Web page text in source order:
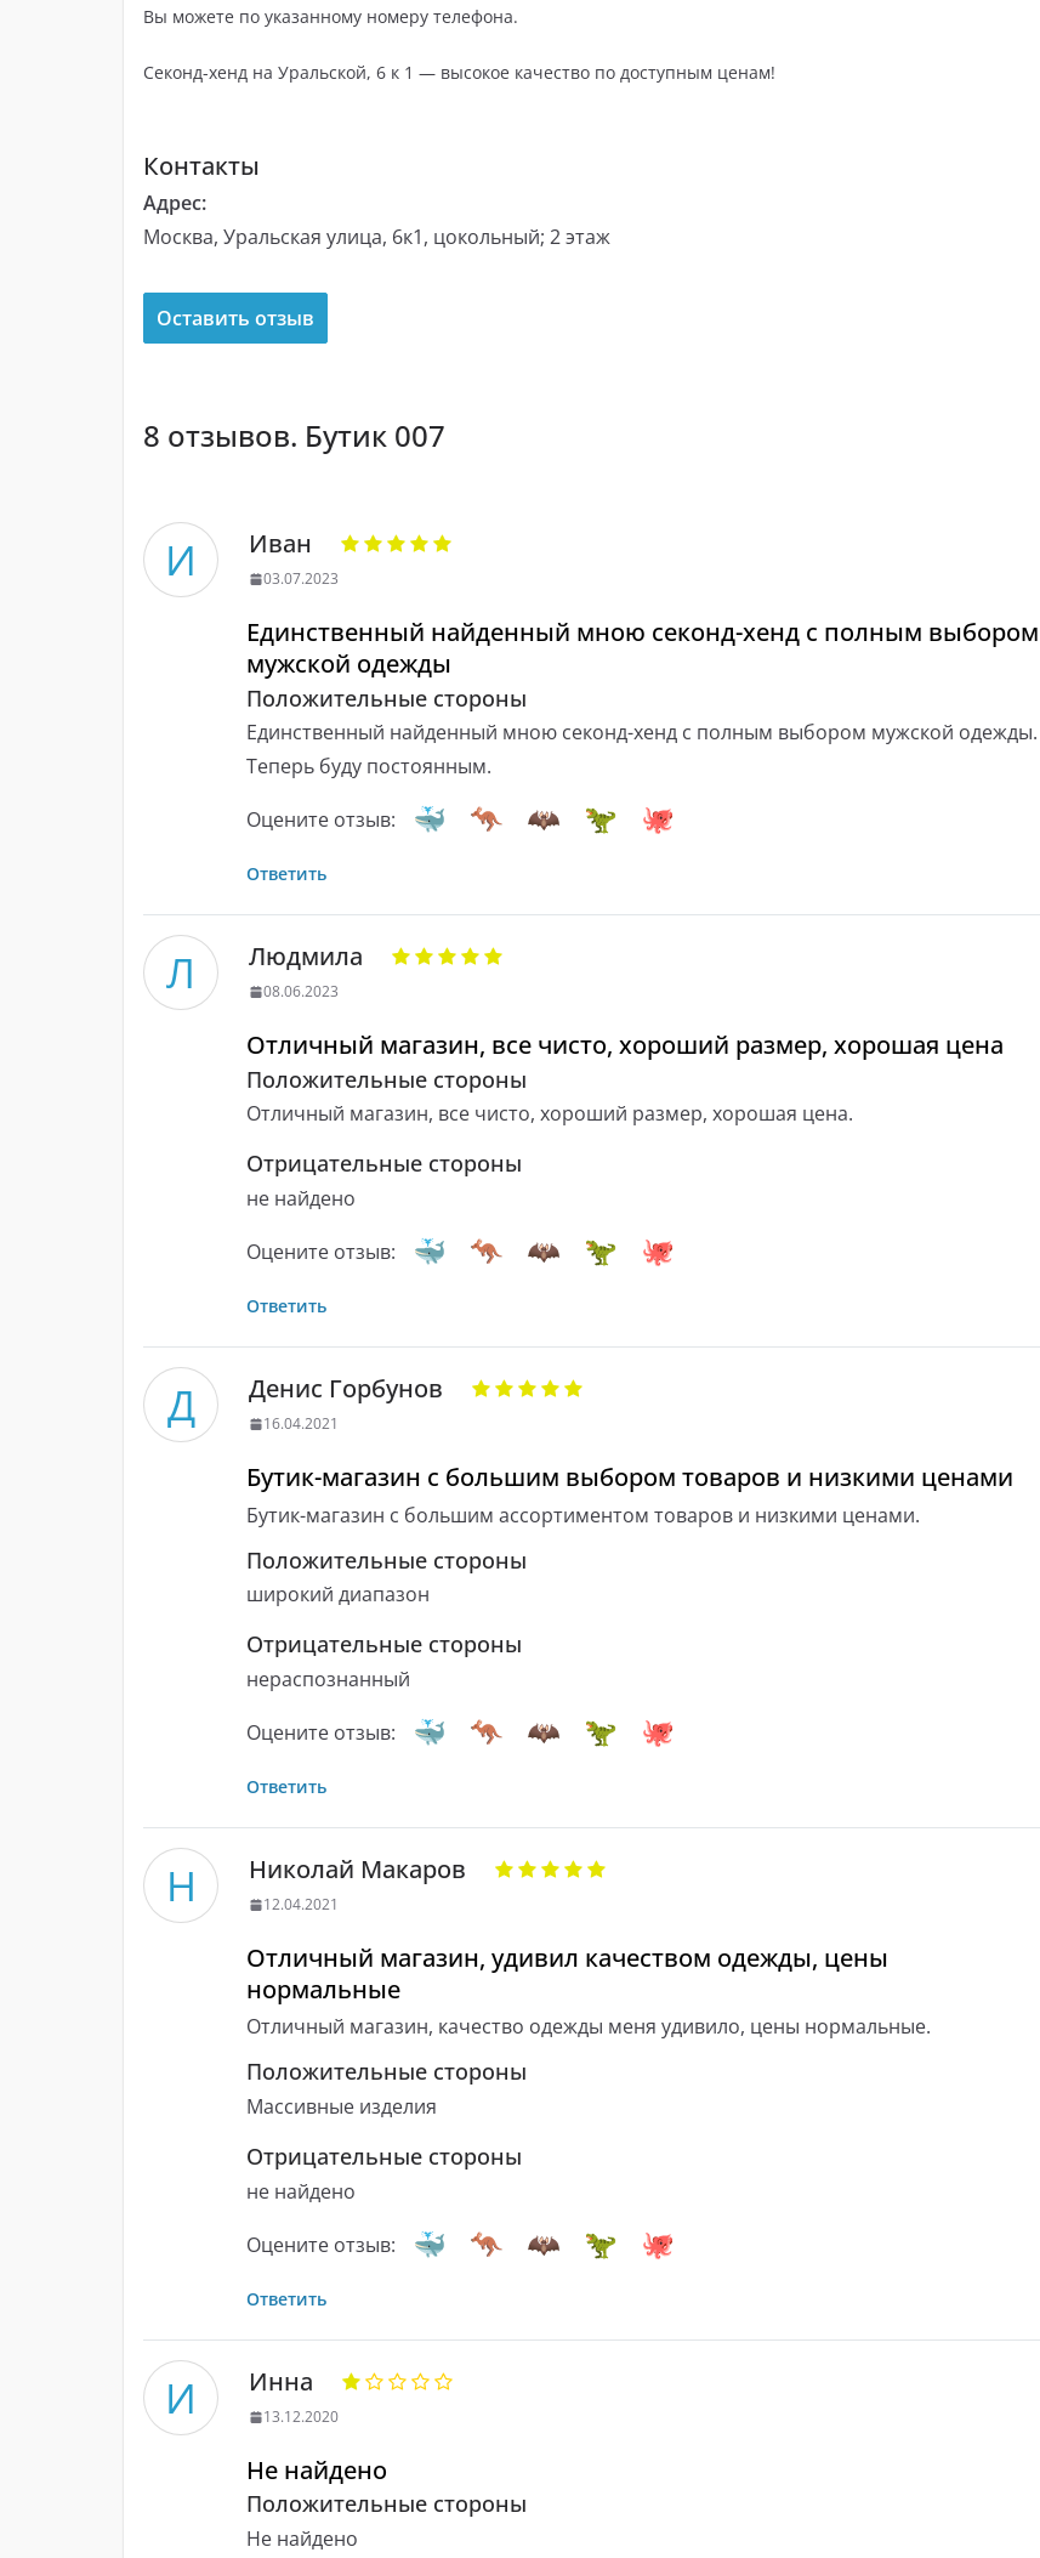
Вы можете по указанному номеру телефона.
Секонд-хенд на Уральской, 6 к 1 — высокое качество по доступным ценам!
Контакты
Адрес:
Москва, Уральская улица, 6к1, цокольный; 2 этаж
Оставить отзыв
8 отзывов. Бутик 007
И Иван
03.07.2023
Единственный найденный мною секонд-хенд с полным выбором
мужской одежды
Положительные стороны
Единственный найденный мною секонд-хенд с полным выбором мужской одежды.
Теперь буду постоянным.
Оцените отзыв:
Ответить
Л Людмила
08.06.2023
Отличный магазин, все чисто, хороший размер, хорошая цена
Положительные стороны
Отличный магазин, все чисто, хороший размер, хорошая цена.
Отрицательные стороны
не найдено
Оцените отзыв:
Ответить
Д Денис Горбунов
16.04.2021
Бутик-магазин с большим выбором товаров и низкими ценами
Бутик-магазин с большим ассортиментом товаров и низкими ценами.
Положительные стороны
широкий диапазон
Отрицательные стороны
нераспознанный
Оцените отзыв:
Ответить
Н Николай Макаров
12.04.2021
Отличный магазин, удивил качеством одежды, цены
нормальные
Отличный магазин, качество одежды меня удивило, цены нормальные.
Положительные стороны
Массивные изделия
Отрицательные стороны
не найдено
Оцените отзыв:
Ответить
И Инна
13.12.2020
Не найдено
Положительные стороны
Не найдено